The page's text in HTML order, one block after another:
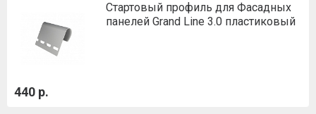
Стартовый профиль для Фасадных
панелей Grand Line 3.0 пластиковый
440 р.